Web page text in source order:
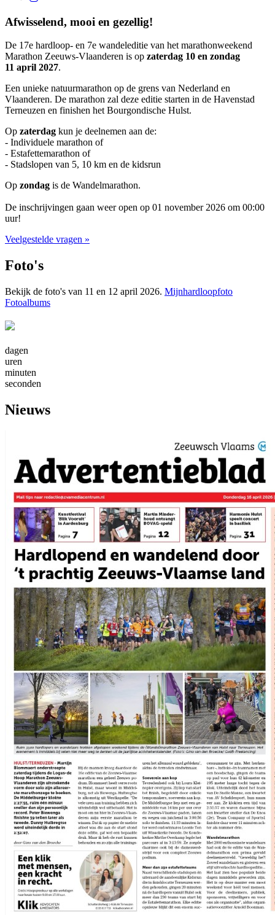
Afwisselend, mooi en gezellig!
De 17e hardloop- en 7e wandeleditie van het marathonweekend
Marathon Zeeuws-Vlaanderen is op zaterdag 10 en zondag
11 april 2027.
Een unieke natuurmarathon op de grens van Nederland en
Vlaanderen. De marathon zal deze editie starten in de Havenstad
Terneuzen en finishen het Bourgondische Hulst.
Op zaterdag kun je deelnemen aan de:
- Individuele marathon of
- Estafettemarathon of
- Stadslopen van 5, 10 km en de kidsrun
Op zondag is de Wandelmarathon.
De inschrijvingen gaan weer open op 01 november 2026 om 00:00
uur!
Veelgestelde vragen »
Foto's
Bekijk de foto's van 11 en 12 april 2026. Mijnhardloopfoto
Fotoalbums
dagen
uren
minuten
seconden
Nieuws